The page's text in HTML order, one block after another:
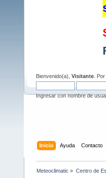
Bienvenido(a), Visitante .
Ingresar con nombre de
Inicio Ayuda Contacto
Meteoclimatic » Centro de